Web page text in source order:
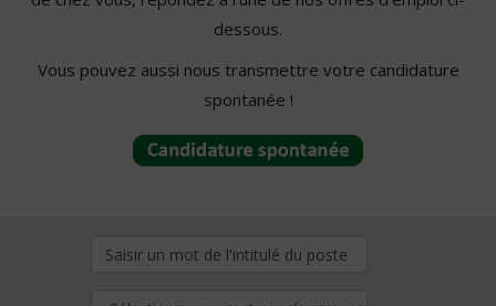
dessous.
Vous pouvez aussi nous transmettre votre candidature
spontanée !